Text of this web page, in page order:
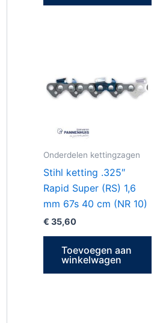
Onderdelen kettingzagen
Stihl ketting .325″
Rapid Super (RS) 1,6
mm 67s 40 cm (NR 10)
€ 35,60
Toevoegen aan
winkelwagen